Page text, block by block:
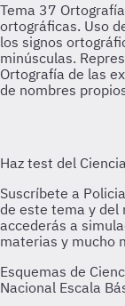
Tema 37
ortográficas. Uso
los signos
minúsculas.
Ortografía de las
de nombres
Esquemas de
Nacional Escala